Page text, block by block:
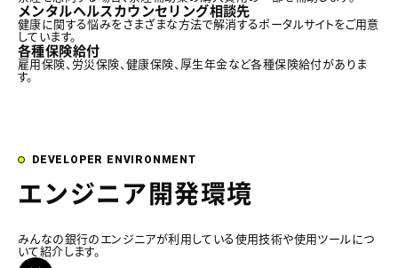
メンタルヘルスカウンセリング相談先
健康に関する悩みをさまざまな方法で解消するポータルサイトをご用意
しています。
各種保険給付
雇用保険、労災保険、健康保険、厚生年金など各種保険給付がありま
す。
DEVELOPER ENVIRONMENT
エンジニア開発環境
みんなの銀行のエンジニアが利用している使用技術や使用ツールにつ
いて紹介します。